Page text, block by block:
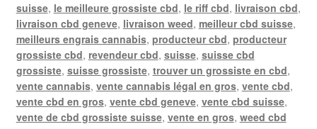
suisse, le meilleure grossiste cbd, le riff cbd, livraison cbd,
livraison cbd geneve, livraison weed, meilleur cbd suisse,
meilleurs engrais cannabis, producteur cbd, producteur
grossiste cbd, revendeur cbd, suisse, suisse cbd
grossiste, suisse grossiste, trouver un grossiste en cbd,
vente cannabis, vente cannabis légal en gros, vente cbd,
vente cbd en gros, vente cbd geneve, vente cbd suisse,
vente de cbd grossiste suisse, vente en gros, weed cbd